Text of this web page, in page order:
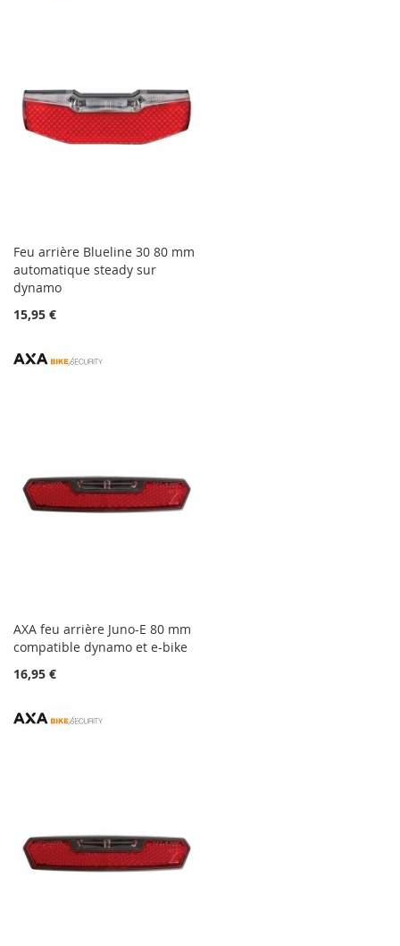
Feu arrière Blueline 30 80 mm
automatique steady sur
dynamo
15,95 €
AXA feu arrière Juno-E 80 mm
compatible dynamo et e-bike
16,95 €